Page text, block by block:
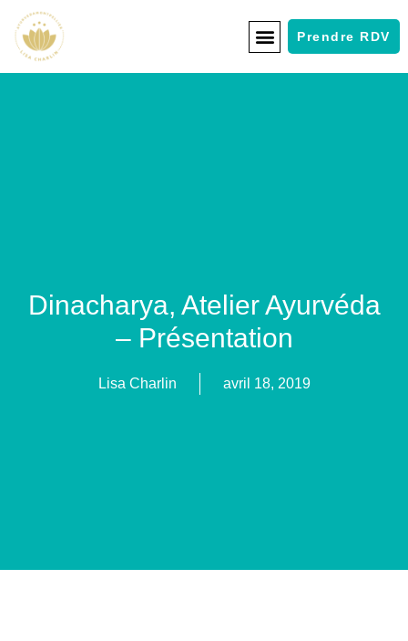
Prendre RDV
Dinacharya, Atelier Ayurvéda
– Présentation
Lisa Charlin avril 18, 2019